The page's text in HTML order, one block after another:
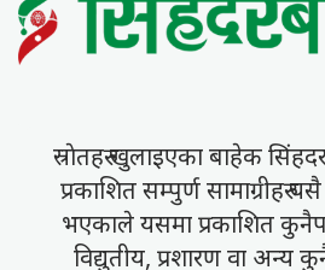
स्राेतहरु खुलाइएका बाहेक
प्रकाशित सम्पुर्ण सामाग्रीहरु
भएकाले यसमा प्रकाशित
विद्युतीय, प्रशारण वा अन्य